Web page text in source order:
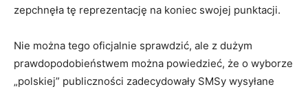
zepchnęła tę reprezentację na koniec swojej punktacji.
Nie można tego oficjalnie sprawdzić, ale z dużym
prawdopodobieństwem można powiedzieć, że o wyborze
„polskiej” publiczności zadecydowały SMSy wysyłane